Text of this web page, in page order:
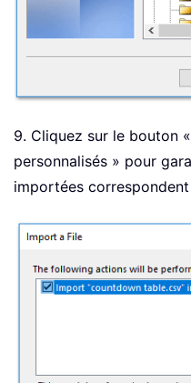
9. Cliquez sur le bouton
personnalisés » pour
importées